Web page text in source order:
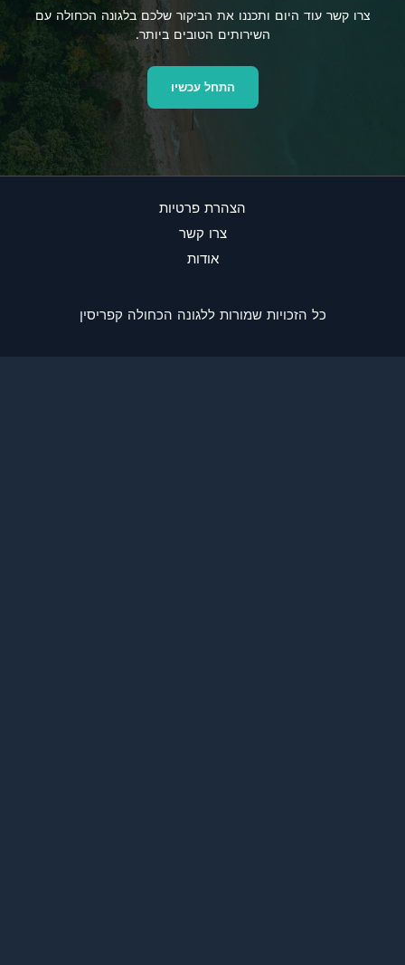
צרו קשר עוד היום ותכננו את הביקור שלכם בלגונה הכחולה עם
השירותים הטובים ביותר.
התחל עכשיו
הצהרת פרטיות
צרו קשר
אודות
כל הזכויות שמורות ללגונה הכחולה קפריסין